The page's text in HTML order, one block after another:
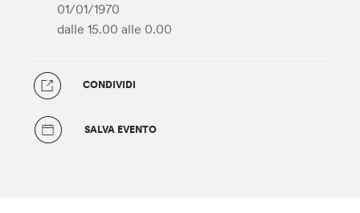
01/01/1970
dalle 15.00 alle 0.00
CONDIVIDI
SALVA EVENTO